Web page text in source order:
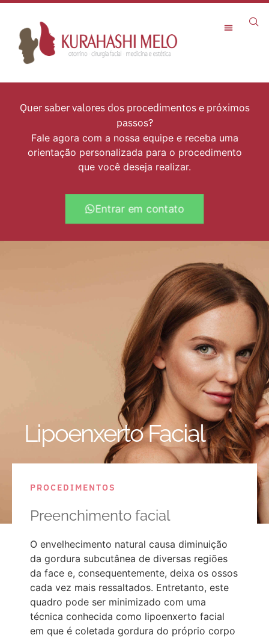
Quer saber valores dos procedimentos e próximos
passos?
Fale agora com a nossa equipe e receba uma
orientação personalizada para o procedimento
que você deseja realizar.
Entrar em contato
Lipoenxerto Facial
PROCEDIMENTOS
Preenchimento facial
O envelhecimento natural causa diminuição
da gordura subcutânea de diversas regiões
da face e, consequentemente, deixa os ossos
cada vez mais ressaltados. Entretanto, este
quadro pode ser minimizado com uma
técnica conhecida como lipoenxerto facial
em que é coletada gordura do próprio corpo